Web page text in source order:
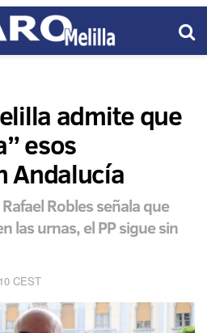
admite que
esos
Andalucía
Robles señala que
las urnas, el PP sigue sin
CEST